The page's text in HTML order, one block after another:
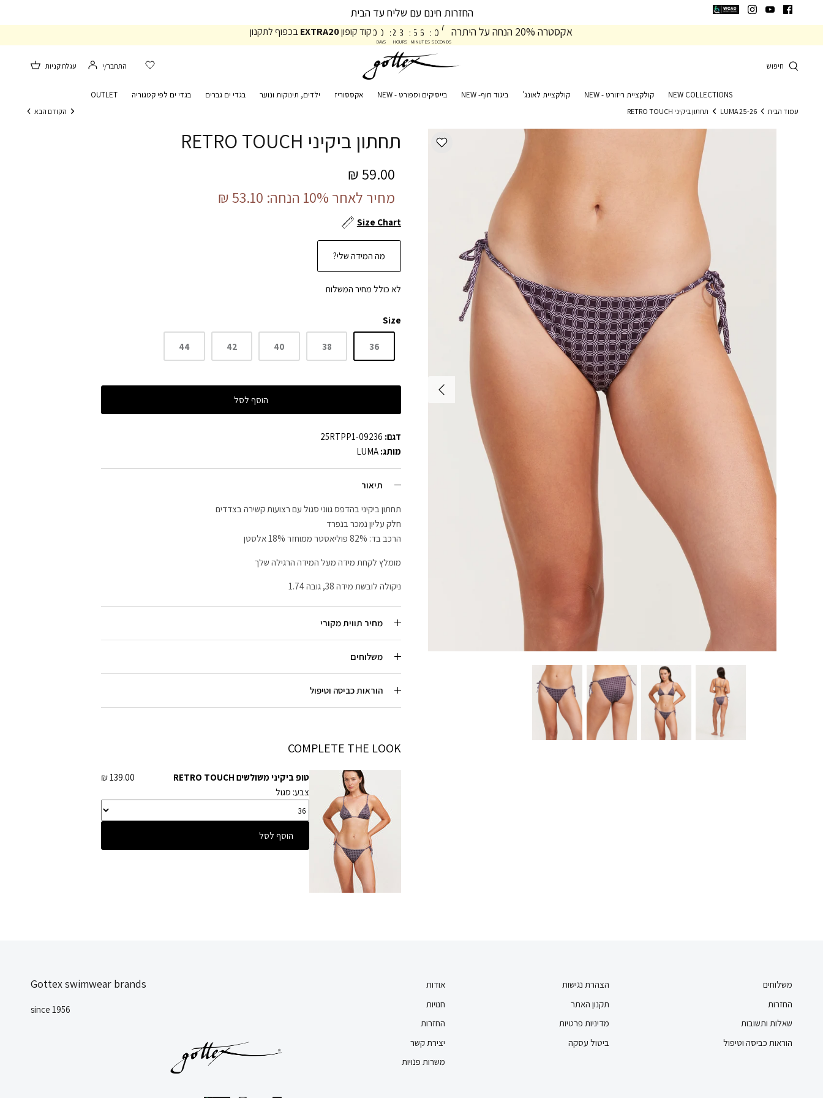
החזרות חינם עם שליח עד הבית
אקסטרה 20% הנחה על היתרה
0
0
0
0
DAYS
:
3
3
2
2
HOURS
: 6
5
MINUTES
:
6
7
0
0
SECONDS
קוד קופוןEXTRA20בכפוף לתקנון
חיפוש התחבר/י עגלת קניות
NEW COLLECTIONS קולקציית ריזורט - NEW קולקציית לאונג' ביגוד חוף- NEW בייסיקים וספורט - NEW אקססוריז ילדים, תינוקות ונוער בגדי ים גברים בגדי ים לפי קטגוריה OUTLET
עמוד הבית LUMA 25-26 תחתון ביקיני RETRO TOUCH הקודם הבא
תחתון ביקיני RETRO TOUCH
59.00 ₪
מחיר לאחר 10% הנחה:
53.10 ₪
Size Chart
מה המידה שלי?
לא כולל מחיר המשלוח
Size
36
38
40
42
44
הוסף לסל
דגם: 25RTPP1-09236
מותג: LUMA
תיאור
תחתון ביקיני בהדפס גווני סגול עם רצועות קשירה בצדדים
חלק עליון נמכר בנפרד
הרכב בד: 82% פוליאסטר ממוחזר 18% אלסטן
מומלץ לקחת מידה מעל המידה הרגילה שלך
ניקולה לובשת מידה 38, גובה 1.74
מחיר תווית מקורי
משלוחים
הוראות כביסה וטיפול
COMPLETE THE LOOK
טופ ביקיני משולשים RETRO TOUCH
139.00 ₪
צבע: סגול
הוסף לסל
משלוחים
החזרות
שאלות ותשובות
הוראות כביסה וטיפול
הצהרת נגישות
תקנון האתר
מדיניות פרטיות
ביטול עסקה
אודות
חנויות
החזרות
יצירת קשר
משרות פנויות
Gottex swimwear brands
since 1956